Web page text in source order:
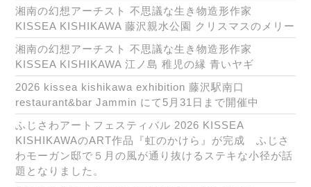
湘南の幻想アーチスト 不思議な生き物造形作家
KISSEA KISHIKAWA 藤沢親水公園 クリスマスのメリー
湘南の幻想アーチスト 不思議な生き物造形作家
KISSEA KISHIKAWA 江ノ島 稚児の縁 青いヤギ
2026 kissea kishikawa exhibition 藤沢駅南口
restaurant&bar Jammin にて5月31日まで開催中
ふじさわアートフェスティバル 2026 KISSEA
KISHIKAWAのART作品『虹のかけら』が完成 ふじさ
わモーガン邸で５月の風が通り抜けるステキな小径が話
題となりました。